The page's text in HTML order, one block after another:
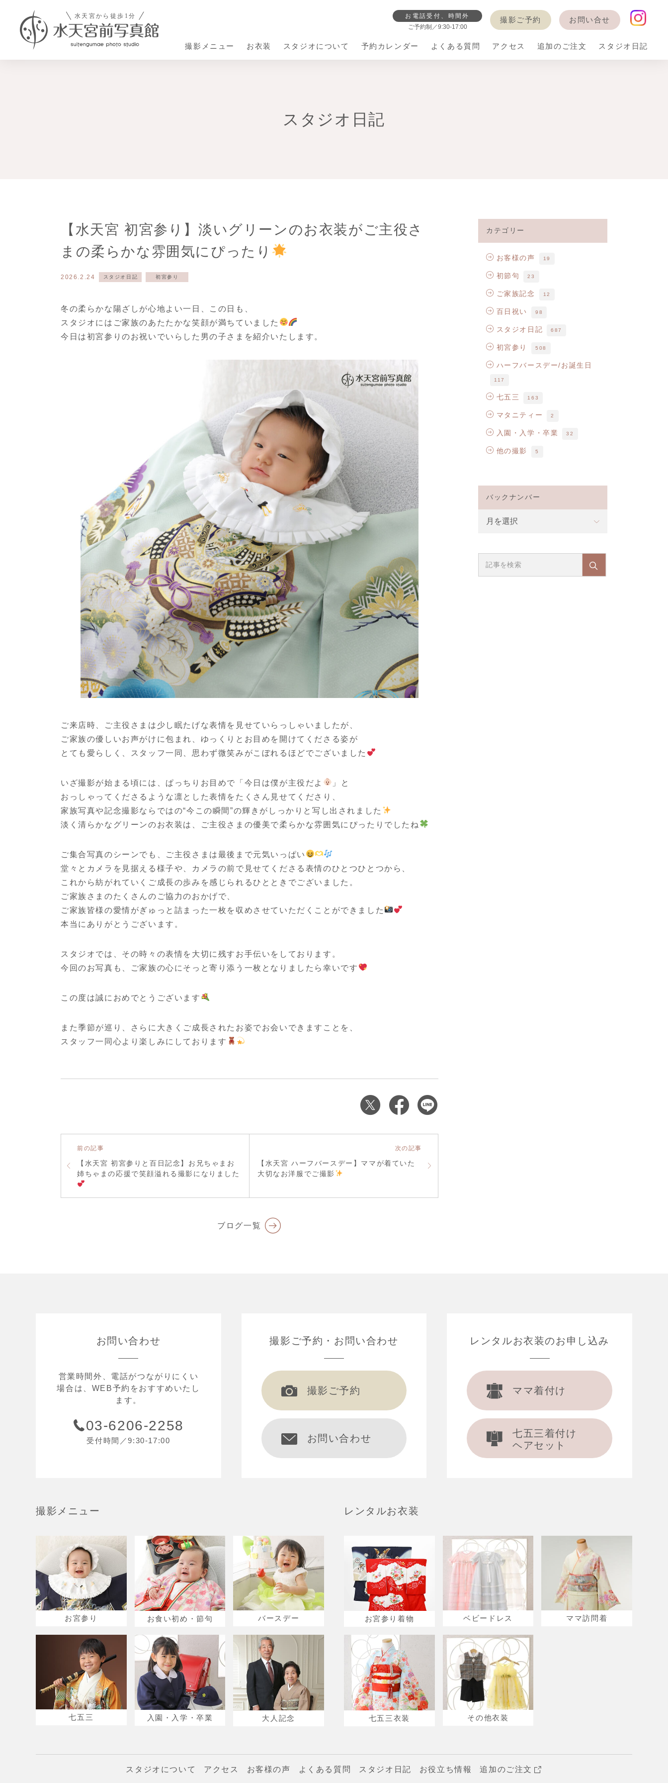
お電話受付、時間外
ご予約制／9:30-17:00
撮影ご予約 お問い合せ
撮影メニュー
入園・入学・卒業
お衣装
その他衣装
スタジオについて 予約カレンダー よくある質問 アクセス 追加のご注文 スタジオ日記
スタジオ日記
【水天宮 初宮参り】淡いグリーンのお衣装がご主役さ
まの柔らかな雰囲気にぴったり
2026.2.24 スタジオ日記 初宮参り
冬の柔らかな陽ざしが心地よい一日、この日も、
スタジオにはご家族のあたたかな笑顔が満ちていました
今日は初宮参りのお祝いでいらした男の子さまを紹介いたします。
ご来店時、ご主役さまは少し眠たげな表情を見せていらっしゃいましたが、
ご家族の優しいお声がけに包まれ、ゆっくりとお目めを開けてくださる姿が
とても愛らしく、スタッフ一同、思わず微笑みがこぼれるほどでございました
いざ撮影が始まる頃には、ぱっちりお目めで「今日は僕が主役だよ
」と
おっしゃってくださるような凛とした表情をたくさん見せてくださり、
家族写真や記念撮影ならではの“今この瞬間”の輝きがしっかりと写し出されました
淡く清らかなグリーンのお衣装は、ご主役さまの優美で柔らかな雰囲気にぴったりでしたね
ご集合写真のシーンでも、ご主役さまは最後まで元気いっぱい
堂々とカメラを見据える様子や、カメラの前で見せてくださる表情のひとつひとつから、
これから紡がれていくご成長の歩みを感じられるひとときでございました。
ご家族さまのたくさんのご協力のおかげで、
ご家族皆様の愛情がぎゅっと詰まった一枚を収めさせていただくことができました
本当にありがとうございます。
スタジオでは、その時々の表情を大切に残すお手伝いをしております。
今回のお写真も、ご家族の心にそっと寄り添う一枚となりましたら幸いです
この度は誠におめでとうございます
また季節が巡り、さらに大きくご成長されたお姿でお会いできますことを、
スタッフ一同心より楽しみにしております
前の記事
【水天宮 初宮参りと百日記念】お兄ちゃまお
姉ちゃまの応援で笑顔溢れる撮影になりました
次の記事
【水天宮 ハーフバースデー】ママが着ていた
大切なお洋服でご撮影
ブログ一覧
カテゴリー
お客様の声 19
初節句 23
ご家族記念 12
百日祝い 98
スタジオ日記 687
初宮参り 508
ハーフバースデー/お誕生日
117
七五三 163
マタニティー 2
入園・入学・卒業 32
他の撮影 5
バックナンバー
お問い合わせ
営業時間外、電話がつながりにくい
場合は、WEB予約をおすすめいたし
ます。
03-6206-2258
受付時間／9:30-17:00
撮影ご予約 お問い合わせ
撮影ご予約
お問い合わせ
レンタルお衣装の お申し込み
ママ着付け
七五三着付け
ヘアセット
撮影メニュー
お宮参り お食い初め・節句 バースデー
七五三 入園・入学・卒業 大人記念
レンタルお衣装
お宮参り着物 ベビードレス ママ訪問着
七五三衣装 その他衣装
スタジオについて アクセス お客様の声 よくある質問 スタジオ日記 お役立ち情報 追加のご注文